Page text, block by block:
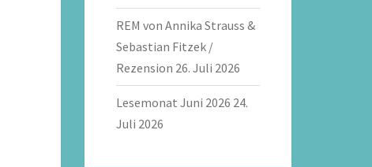
REM von Annika Strauss &
Sebastian Fitzek /
Rezension 26. Juli 2026
Lesemonat Juni 2026 24.
Juli 2026